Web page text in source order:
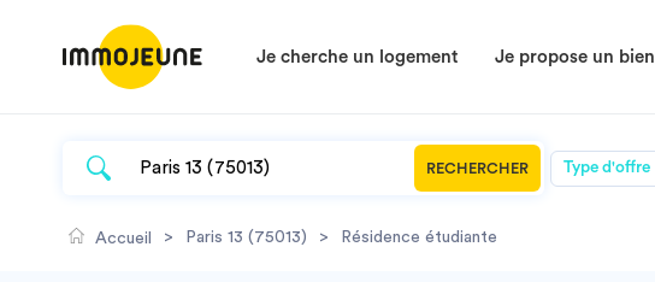
Je cherche un logement Je propose un bien
RECHERCHER Type d'offre
Accueil > Paris 13 (75013) > Résidence étudiante